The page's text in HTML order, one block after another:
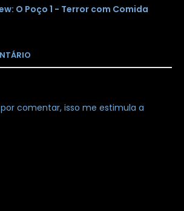
O Poço 1 - Terror com Comida
comentar, isso me estimula a